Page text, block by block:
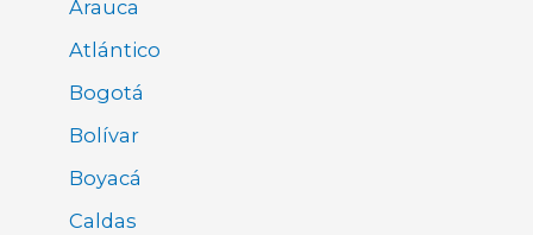
Arauca
Atlántico
Bogotá
Bolívar
Boyacá
Caldas